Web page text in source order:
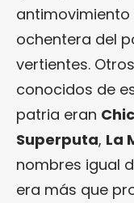
ochentera del
vertientes.
conocidos de
patria eran
Superputa, La
nombres igual
era más que